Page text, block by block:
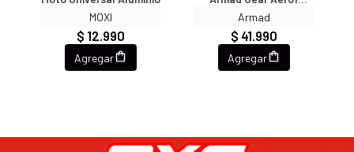
MOXI
$ 12.990
Agregar
Cuero Largos Touch
Armad
$ 41.990
Agregar